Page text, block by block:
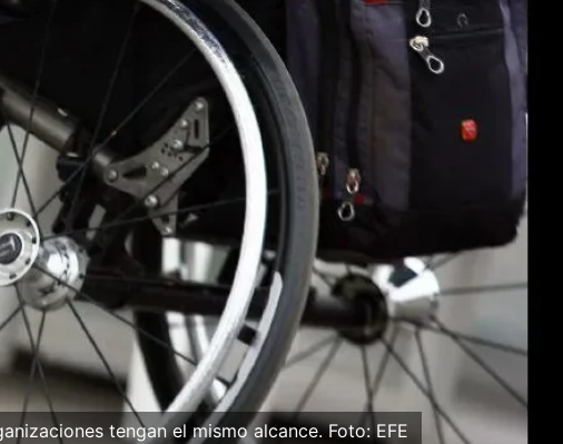
tengan el mismo alcance. Foto: EFE